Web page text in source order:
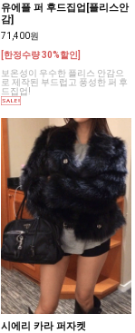
유에플 퍼 후드집업[플리스안
감]
71,400원
[한정수량 30%할인]
보온성이 우수한 플리스 안감으
로 제작된 부드럽고 풍성한 퍼 후
드집업!
시에리 카라 퍼자켓